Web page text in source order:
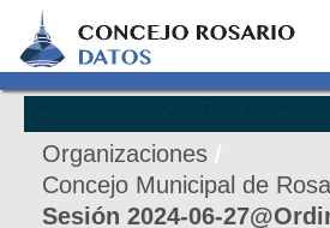
Organizaciones
Concejo Municipal de
Sesión 2024-06-